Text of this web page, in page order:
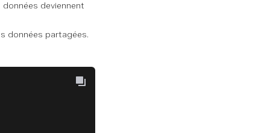
deviennent
données partagées.